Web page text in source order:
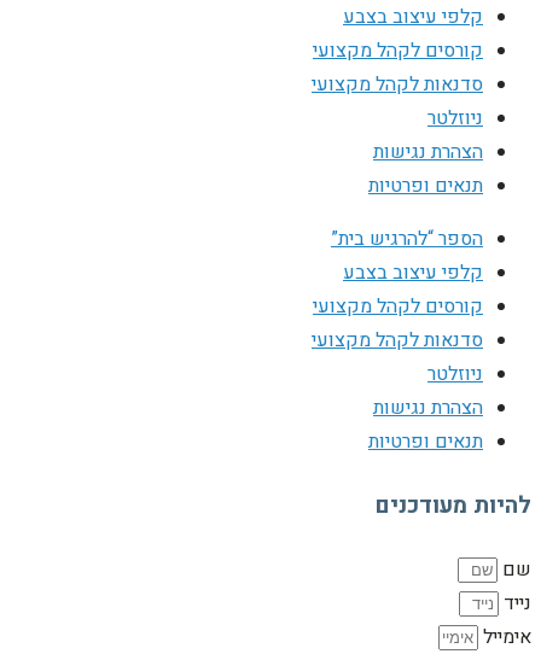
קלפי עיצוב בצבע
קורסים לקהל מקצועי
סדנאות לקהל מקצועי
ניוזלטר
הצהרת נגישות
תנאים ופרטיות
הספר “להרגיש בית”
קלפי עיצוב בצבע
קורסים לקהל מקצועי
סדנאות לקהל מקצועי
ניוזלטר
הצהרת נגישות
תנאים ופרטיות
להיות מעודכנים
שם
נייד
אימייל